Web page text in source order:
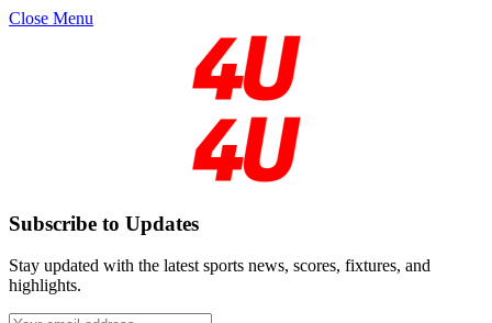
Close Menu
Subscribe to Updates
Stay updated with the latest sports news, scores, fixtures, and
highlights.